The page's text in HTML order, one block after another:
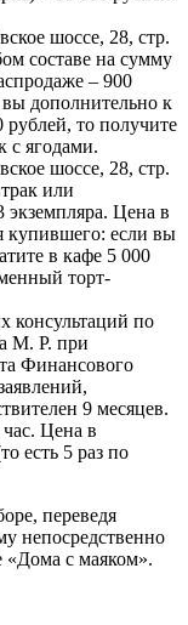
шоссе, 28, стр.
составе на сумму
– 900
дополнительно к
рублей, то получите
с ягодами.
шоссе, 28, стр.
или
экземпляра. Цена в
купившего: если вы
в кафе 5 000
торт-
консультаций по
М. Р. при
Финансового
9 месяцев.
Цена в
есть 5 раз по
переведя
непосредственно
«Дома с маяком».